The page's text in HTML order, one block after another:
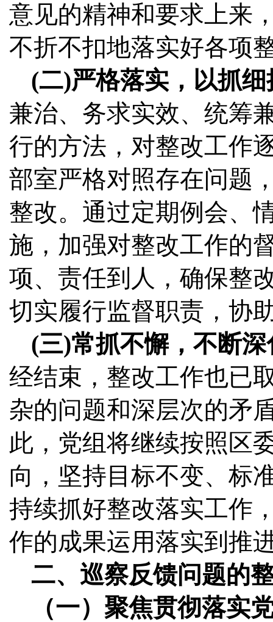
意见的精神和要求上来
不折不扣地落实好各项
(二)严格落实，以抓
兼治、务求实效、统筹
行的方法，对整改工作
部室严格对照存在问题
整改。通过定期例会、
施，加强对整改工作的
项、责任到人，确保整
切实履行监督职责，协
(三)常抓不懈，不断
经结束，整改工作也已
杂的问题和深层次的矛
此，党组将继续按照区
向，坚持目标不变、标
持续抓好整改落实工作
作的成果运用落实到推
二、巡察反馈问题的
（一）聚焦贯彻落实